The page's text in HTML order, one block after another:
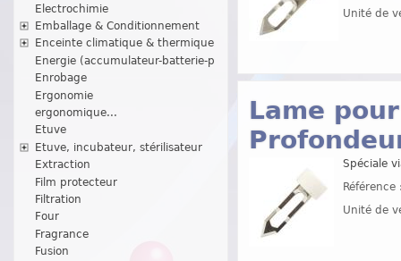
Electrochimie
Emballage & Conditionnement
Enceinte climatique & thermique
Energie (accumulateur-batterie-p
Enrobage
Ergonomie
ergonomique...
Etuve
Etuve, incubateur, stérilisateur
Extraction
Film protecteur
Filtration
Four
Fragrance
Fusion
Unité de
Lame
Spéciale
Unité de